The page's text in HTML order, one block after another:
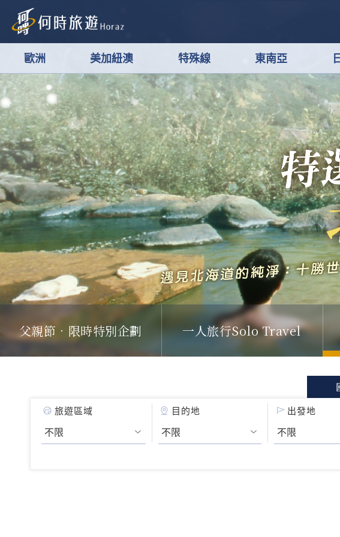
歐洲 美加紐澳 特殊線 東南亞
父親節．限時特別企劃 一人旅行Solo Travel
旅遊區域 目的地 出發地